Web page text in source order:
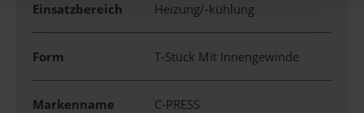
Einsatzbereich Heizung/-kühlung
Form T-Stück Mit Innengewinde
Markenname C-PRESS